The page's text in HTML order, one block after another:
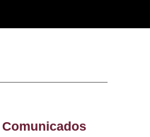
Comunicados